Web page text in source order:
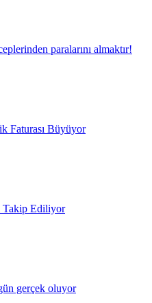
paralarını almaktır!
Faturası Büyüyor
Takip Ediliyor
gerçek oluyor